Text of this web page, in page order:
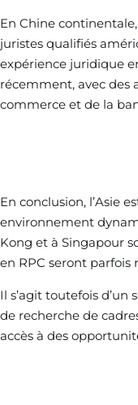
En Chine
juristes qualifiés
expérience juridique
récemment, avec des
commerce et de la
En conclusion, l’Asie
environnement
Kong et à Singapour
en RPC seront
Il s’agit toutefois
de recherche de
accès à des